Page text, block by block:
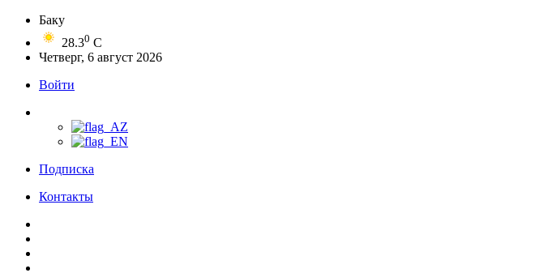
Баку
28.30 C
Четверг, 6 август 2026
Войти
Подписка
Контакты